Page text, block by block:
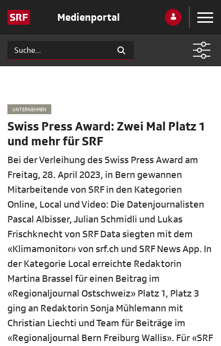
Medienportal
UNTERNEHMEN
Swiss Press Award: Zwei Mal Platz 1
und mehr für SRF
Bei der Verleihung des Swiss Press Award am
Freitag, 28. April 2023, in Bern gewannen
Mitarbeitende von SRF in den Kategorien
Online, Local und Video: Die Datenjournalisten
Pascal Albisser, Julian Schmidli und Lukas
Frischknecht von SRF Data siegten mit dem
«Klimamonitor» von srf.ch und SRF News App. In
der Kategorie Local erreichte Redaktorin
Martina Brassel für einen Beitrag im
«Regionaljournal Ostschweiz» Platz 1, Platz 3
ging an Redaktorin Sonja Mühlemann mit
Christian Liechti und Team für Beiträge im
«Regionaljournal Bern Freiburg Wallis». Für «SRF